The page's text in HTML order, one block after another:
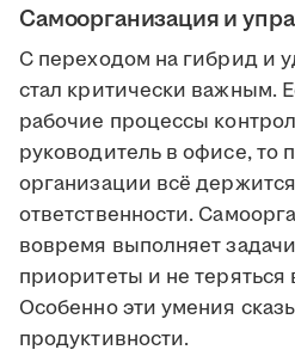
Самоорганизация и
С переходом на гибрид и
стал критически важным.
рабочие процессы
руководитель в офисе, то
организации всё
ответственности.
вовремя выполняет
приоритеты и не теряться
Особенно эти умения
продуктивности.